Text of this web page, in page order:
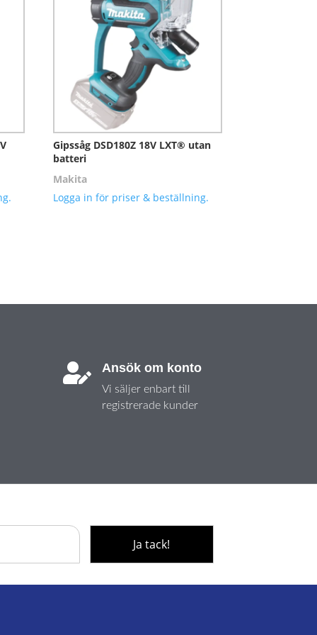
Gipssåg DSD180Z 18V LXT® utan
batteri
Makita
Logga in för priser & beställning.
 Ansök om konto
Vi säljer enbart till
registrerade kunder